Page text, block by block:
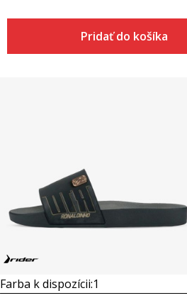
Pridať do košíka
Porovnaj
Farba k dispozícii:1